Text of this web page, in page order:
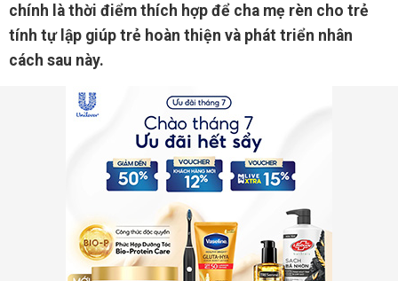
chính là thời điểm thích hợp để cha mẹ rèn cho trẻ
tính tự lập giúp trẻ hoàn thiện và phát triển nhân
cách sau này.